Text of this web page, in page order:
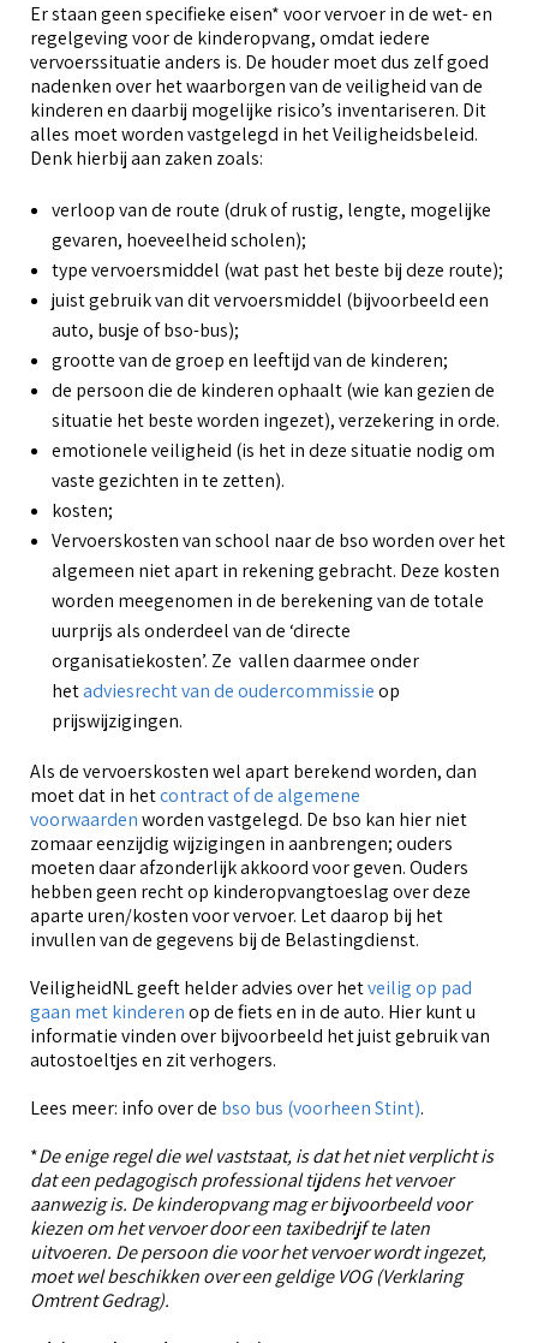
Er staan geen specifieke eisen* voor vervoer in de wet- en
regel­geving voor de kinderopvang, omdat iedere
vervoerssituatie anders is. De houder moet dus zelf goed
nadenken over het waarborgen van de veiligheid van de
kinderen en daarbij mogelijke risico’s inventariseren. Dit
alles moet worden vastgelegd in het Veiligheidsbeleid.
Denk hierbij aan zaken zoals:
verloop van de route (druk of rustig, lengte, mogelijke
gevaren, hoeveelheid scholen);
type vervoersmiddel (wat past het beste bij deze route);
juist gebruik van dit vervoersmiddel (bijvoorbeeld een
auto, busje of bso-bus);
grootte van de groep en leeftijd van de kinderen;
de persoon die de kinderen ophaalt (wie kan gezien de
situatie het beste worden ingezet), verzekering in orde.
emotionele veiligheid (is het in deze situatie nodig om
vaste gezichten in te zetten).
kosten;
Vervoerskosten van school naar de bso worden over het
algemeen niet apart in rekening gebracht. Deze kosten
worden meegenomen in de berekening van de totale
uurprijs als onderdeel van de ‘directe
organisatiekosten’. Ze vallen daarmee onder
hetadviesrecht van de oudercommissieop
prijswijzigingen.
Als de vervoerskosten wel apart berekend worden, dan
moet dat in hetcontract of de algemene
voorwaardenworden vastgelegd. De bso kan hier niet
zomaar eenzijdig wijzigingen in aanbrengen; ouders
moeten daar afzonderlijk akkoord voor geven. Ouders
hebben geen recht op kinderopvangtoeslag over deze
aparte uren/kosten voor vervoer. Let daarop bij het
invullen van de gegevens bij de Belastingdienst.
VeiligheidNL geeft helder advies over hetveilig op pad
gaan met kinderenop de fiets en in de auto. Hier kunt u
informatie vinden over bijvoorbeeld het juist gebruik van
autostoeltjes en zit verhogers.
Lees meer: info over de bso bus (voorheen Stint).
*De enige regel die wel vaststaat, is dat het niet verplicht is
dat een pedagogisch professional tijdens het vervoer
aanwezig is. De kinderopvang mag er bijvoorbeeld voor
kiezen om het vervoer door een taxibedrijf te laten
uitvoeren. De persoon die voor het vervoer wordt ingezet,
moet wel beschikken over een geldige VOG (Verklaring
Omtrent Gedrag).